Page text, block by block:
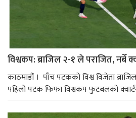
विश्वकप: ब्राजिल २-१ ले पराजित, नर्बे
काठमाडौं । पाँच पटकको विश्व विजेता
पहिलो पटक फिफा विश्वकप फुटबलको